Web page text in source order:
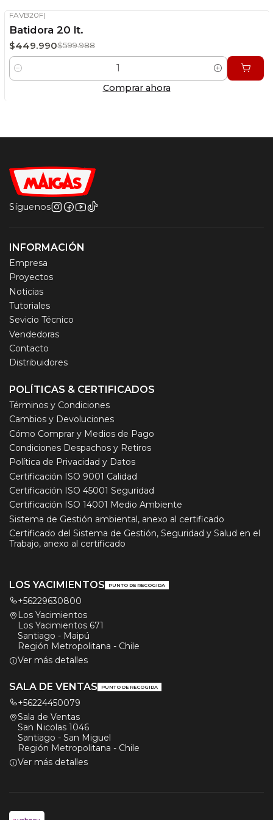
Stock disponible
FAVB20F|
Batidora 20 lt.
$449.990$599.988
Cantidad
Comprar ahora
Síguenos
INFORMACIÓN
Empresa
Proyectos
Noticias
Tutoriales
Sevicio Técnico
Vendedoras
Contacto
Distribuidores
POLÍTICAS & CERTIFICADOS
Términos y Condiciones
Cambios y Devoluciones
Cómo Comprar y Medios de Pago
Condiciones Despachos y Retiros
Política de Privacidad y Datos
Certificación ISO 9001 Calidad
Certificación ISO 45001 Seguridad
Certificación ISO 14001 Medio Ambiente
Sistema de Gestión ambiental, anexo al certificado
Certificado del Sistema de Gestión, Seguridad y Salud en el
Trabajo, anexo al certificado
LOS YACIMIENTOS PUNTO DE RECOGIDA
+56229630800
Los Yacimientos
Los Yacimientos 671
Santiago - Maipú
Región Metropolitana - Chile
Ver más detalles
SALA DE VENTAS PUNTO DE RECOGIDA
+56224450079
Sala de Ventas
San Nicolas 1046
Santiago - San Miguel
Región Metropolitana - Chile
Ver más detalles